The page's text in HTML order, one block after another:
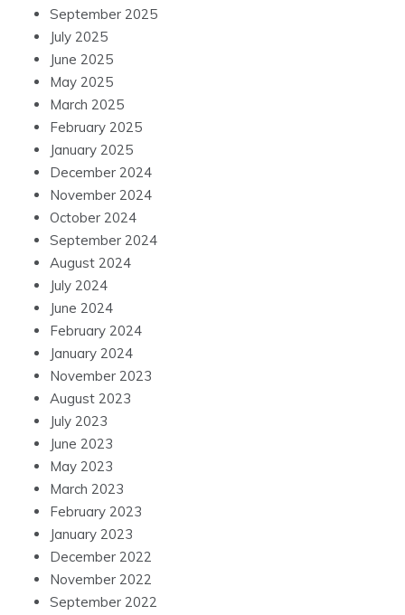
September 2025
July 2025
June 2025
May 2025
March 2025
February 2025
January 2025
December 2024
November 2024
October 2024
September 2024
August 2024
July 2024
June 2024
February 2024
January 2024
November 2023
August 2023
July 2023
June 2023
May 2023
March 2023
February 2023
January 2023
December 2022
November 2022
September 2022